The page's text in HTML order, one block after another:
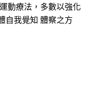
動療法，多數以強化
自我覺知 體察之方